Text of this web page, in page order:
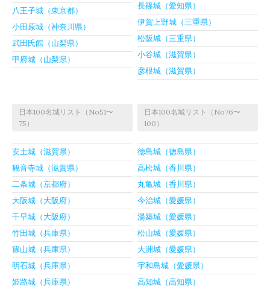
八王子城（東京都）
小田原城（神奈川県）
武田氏館（山梨県）
甲府城（山梨県）
長篠城（愛知県）
伊賀上野城（三重県）
松阪城（三重県）
小谷城（滋賀県）
彦根城（滋賀県）
日本100名城リスト（No51〜
75）
安土城（滋賀県）
観音寺城（滋賀県）
二条城（京都府）
大阪城（大阪府）
千早城（大阪府）
竹田城（兵庫県）
篠山城（兵庫県）
明石城（兵庫県）
姫路城（兵庫県）
日本100名城リスト（No76〜
100）
徳島城（徳島県）
高松城（香川県）
丸亀城（香川県）
今治城（愛媛県）
湯築城（愛媛県）
松山城（愛媛県）
大洲城（愛媛県）
宇和島城（愛媛県）
高知城（高知県）